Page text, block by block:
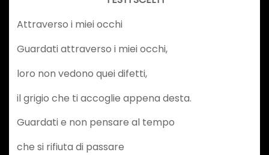
Attraverso i miei occhi
Guardati attraverso i miei occhi,
loro non vedono quei difetti,
il grigio che ti accoglie appena desta.
Guardati e non pensare al tempo
che si rifiuta di passare